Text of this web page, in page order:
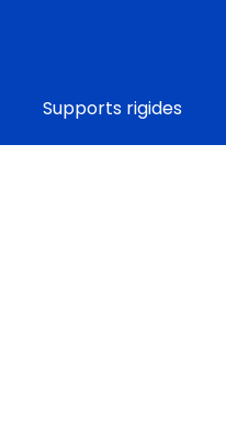
Supports rigides